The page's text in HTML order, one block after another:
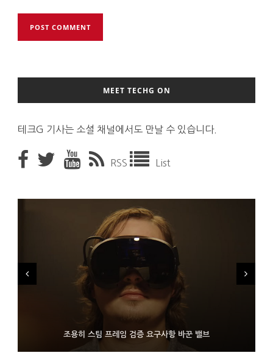
MEET TECHG ON
테크G 기사는 소셜 채널에서도 만날 수 있습니다.
RSS List
조용히 스팀 프레임 검증 요구사항 바꾼 밸브
9월 4일부터 서비스 접는 안드로이드 장치용 구글 어시스턴트
FMS 2026서 차세대 3D 메모리 ZHBM·ZNAND-O 모형 처음 선
보인 삼성전자